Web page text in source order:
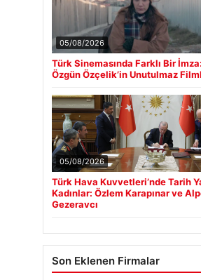
05/08/2026
Türk Sinemasında Farklı Bir
Özgün Özçelik’in Unutulmaz
05/08/2026
Türk Hava Kuvvetleri’nde Tarih
Kadınlar: Özlem Karapınar ve
Gezeravcı
Son Eklenen Firmalar